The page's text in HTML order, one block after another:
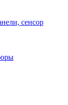
сенсор